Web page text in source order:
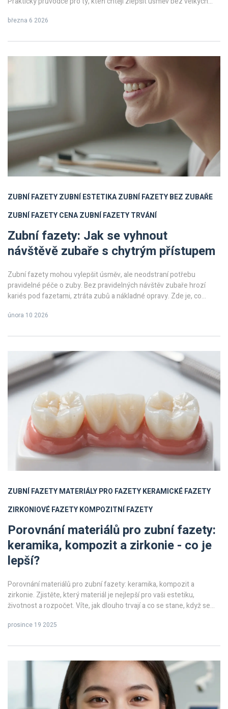
března 6 2026
ZUBNÍ FAZETYZUBNÍ ESTETIKAZUBNÍ FAZETY BEZ ZUBAŘE
ZUBNÍ FAZETY CENAZUBNÍ FAZETY TRVÁNÍ
Zubní fazety: Jak se vyhnout
návštěvě zubaře s chytrým přístupem
Zubní fazety mohou vylepšit úsměv, ale neodstraní potřebu
pravidelné péče o zuby. Bez pravidelných návštěv zubaře hrozí
kariés pod fazetami, ztráta zubů a nákladné opravy. Zde je, co
února 10 2026
ZUBNÍ FAZETYMATERIÁLY PRO FAZETYKERAMICKÉ FAZETY
ZIRKONIOVÉ FAZETYKOMPOZITNÍ FAZETY
Porovnání materiálů pro zubní fazety:
keramika, kompozit a zirkonie - co je
lepší?
Porovnání materiálů pro zubní fazety: keramika, kompozit a
zirkonie. Zjistěte, který materiál je nejlepší pro vaši estetiku,
životnost a rozpočet. Víte, jak dlouho trvají a co se stane, když se
prosince 19 2025